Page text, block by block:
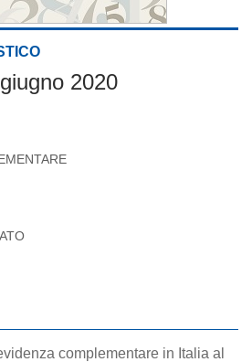
2020
complementare in Italia al